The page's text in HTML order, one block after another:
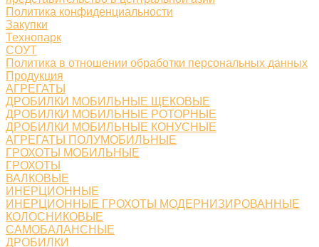
Политика конфиденциальности
Закупки
Технопарк
СОУТ
Политика в отношении обработки персональных данных
Продукция
АГРЕГАТЫ
ДРОБИЛКИ МОБИЛЬНЫЕ ЩЕКОВЫЕ
ДРОБИЛКИ МОБИЛЬНЫЕ РОТОРНЫЕ
ДРОБИЛКИ МОБИЛЬНЫЕ КОНУСНЫЕ
АГРЕГАТЫ ПОЛУМОБИЛЬНЫЕ
ГРОХОТЫ МОБИЛЬНЫЕ
ГРОХОТЫ
ВАЛКОВЫЕ
ИНЕРЦИОННЫЕ
ИНЕРЦИОННЫЕ ГРОХОТЫ МОДЕРНИЗИРОВАННЫЕ
КОЛОСНИКОВЫЕ
САМОБАЛАНСНЫЕ
ДРОБИЛКИ